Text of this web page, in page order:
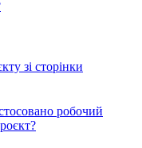
зі сторінки
робочий